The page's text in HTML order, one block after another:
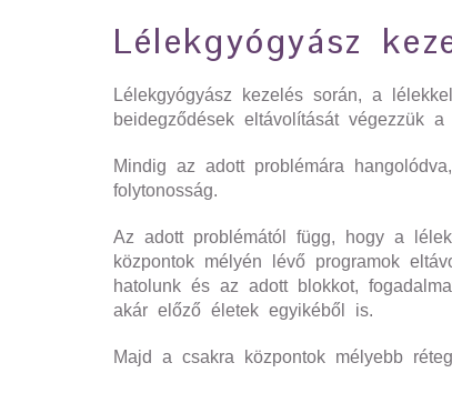
Lélekgyógyász
Lélekgyógyász kezelés során, a
beidegződések eltávolítását végezzük
Mindig az adott problémára
folytonosság.
Az adott problémától függ, hogy a
központok mélyén lévő programok
hatolunk és az adott blokkot,
akár előző életek egyikéből is.
Majd a csakra központok mélyebb